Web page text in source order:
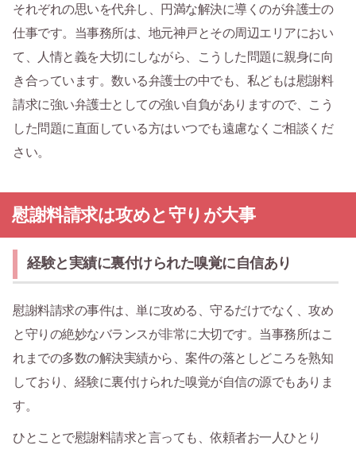
それぞれの思いを代弁し、円満な解決に導くのが弁護士の
仕事です。当事務所は、地元神戸とその周辺エリアにおい
て、人情と義を大切にしながら、こうした問題に親身に向
き合っています。数いる弁護士の中でも、私どもは慰謝料
請求に強い弁護士としての強い自負がありますので、こう
した問題に直面している方はいつでも遠慮なくご相談くだ
さい。
慰謝料請求は攻めと守りが大事
経験と実績に裏付けられた嗅覚に自信あり
慰謝料請求の事件は、単に攻める、守るだけでなく、攻め
と守りの絶妙なバランスが非常に大切です。当事務所はこ
れまでの多数の解決実績から、案件の落としどころを熟知
しており、経験に裏付けられた嗅覚が自信の源でもありま
す。
ひとことで慰謝料請求と言っても、依頼者お一人ひとり